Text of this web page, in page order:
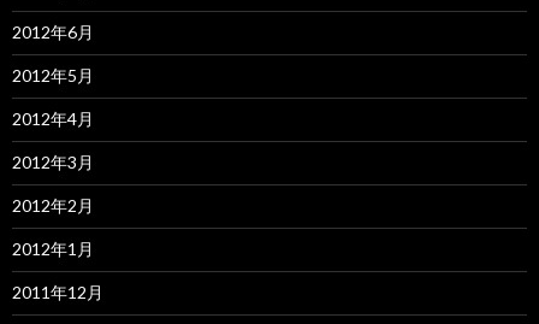
2012年6月
2012年5月
2012年4月
2012年3月
2012年2月
2012年1月
2011年12月